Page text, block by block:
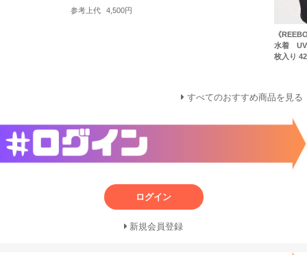
参考上代
4,500円
《
水着 UV
枚入り
すべてのおすすめ商品を見る
ログイン
新規会員登録